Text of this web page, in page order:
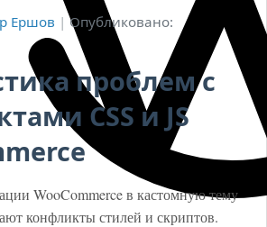
Ершов | Опубликовано:
проблем с
CSS и JS
WooCommerce в кастомную тему
конфликты стилей и скриптов.